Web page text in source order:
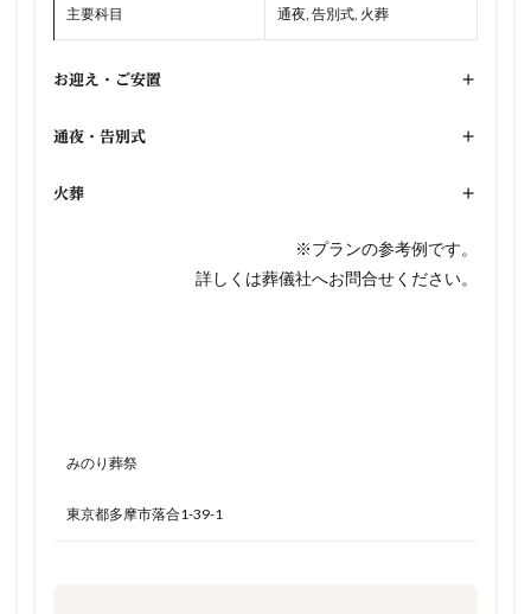
主要科目 通夜, 告別式, 火葬
お迎え・ご安置 +
通夜・告別式 +
火葬 +
※プランの参考例です。
詳しくは葬儀社へお問合せください。
みのり葬祭
東京都多摩市落合1-39-1